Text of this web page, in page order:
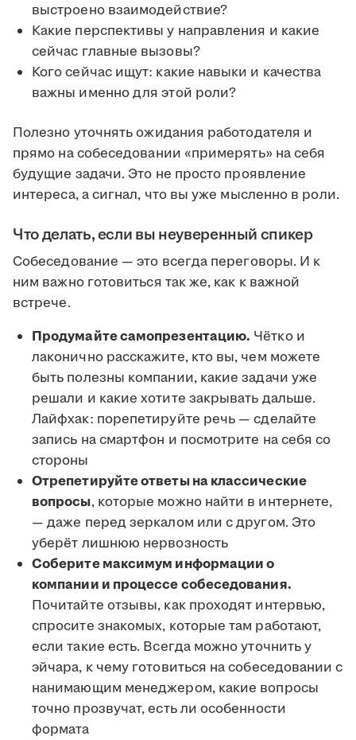
выстроено взаимодействие?
Какие перспективы у направления и какие
сейчас главные вызовы?
Кого сейчас ищут: какие навыки и качества
важны именно для этой роли?
Полезно уточнять ожидания работодателя и
прямо на собеседовании «примерять» на себя
будущие задачи. Это не просто проявление
интереса, а сигнал, что вы уже мысленно в роли.
Что делать, если вы неуверенный спикер
Собеседование — это всегда переговоры. И к
ним важно готовиться так же, как к важной
встрече.
Продумайте самопрезентацию. Чётко и
лаконично расскажите, кто вы, чем можете
быть полезны компании, какие задачи уже
решали и какие хотите закрывать дальше.
Лайфхак: порепетируйте речь — сделайте
запись на смартфон и посмотрите на себя со
стороны
Отрепетируйте ответы на классические
вопросы, которые можно найти в интернете,
— даже перед зеркалом или с другом. Это
уберёт лишнюю нервозность
Соберите максимум информации о
компании и процессе собеседования.
Почитайте отзывы, как проходят интервью,
спросите знакомых, которые там работают,
если такие есть. Всегда можно уточнить у
эйчара, к чему готовиться на собеседовании с
нанимающим менеджером, какие вопросы
точно прозвучат, есть ли особенности
формата